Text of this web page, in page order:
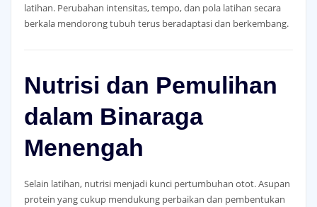
latihan. Perubahan intensitas, tempo, dan pola latihan secara
berkala mendorong tubuh terus beradaptasi dan berkembang.
Nutrisi dan Pemulihan
dalam Binaraga
Menengah
Selain latihan, nutrisi menjadi kunci pertumbuhan otot. Asupan
protein yang cukup mendukung perbaikan dan pembentukan